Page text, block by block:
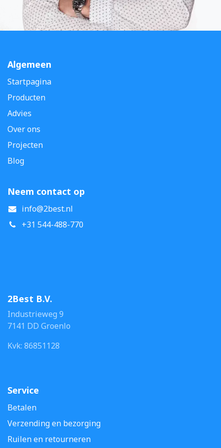
Algemeen
Startpagina
Producten
Advies
Over ons
Projecten
Blog
Neem contact op
info@2best.nl
+31 544-488-770
2Best B.V.
Industrieweg 9
7141 DD Groenlo
Kvk: 86851128
Service
Betalen
Verzending en bezorging
Ruilen en retourneren